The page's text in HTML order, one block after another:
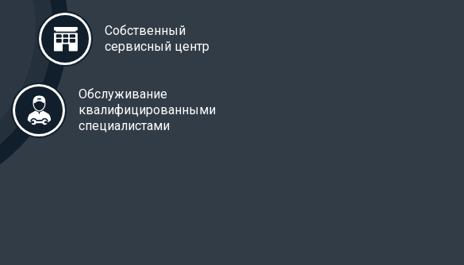
Собственный
сервисный центр
Обслуживание
квалифицированными
специалистами